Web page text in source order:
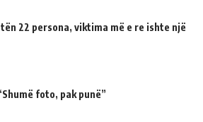
22 persona, viktima më e re ishte një
foto, pak punë”